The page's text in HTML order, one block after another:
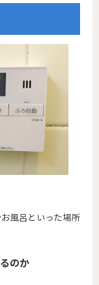
風呂といった場所
のか